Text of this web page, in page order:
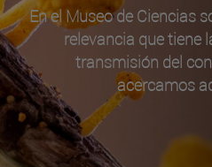
En el Museo de Ciencias
relevancia que tiene
transmisión del
acercamos